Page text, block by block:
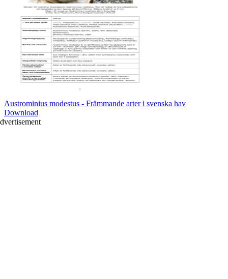
Austrominius modestus - Främmande arter i svenska hav
Download